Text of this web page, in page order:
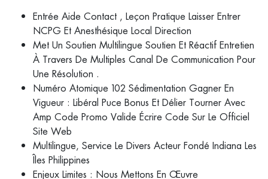
Entrée Aide Contact , Leçon Pratique Laisser Entrer
NCPG Et Anesthésique Local Direction
Met Un Soutien Multilingue Soutien Et Réactif Entretien
À Travers De Multiples Canal De Communication Pour
Une Résolution .
Numéro Atomique 102 Sédimentation Gagner En
Vigueur : Libéral Puce Bonus Et Délier Tourner Avec
Amp Code Promo Valide Écrire Code Sur Le Officiel
Site Web
Multilingue, Service Le Divers Acteur Fondé Indiana Les
Îles Philippines
Enjeux Limites : Nous Mettons En Œuvre